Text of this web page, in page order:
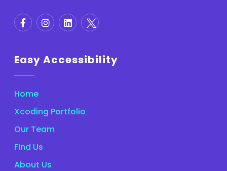
Easy Accessibility
Home
Xcoding Portfolio
Our Team
Find Us
About Us